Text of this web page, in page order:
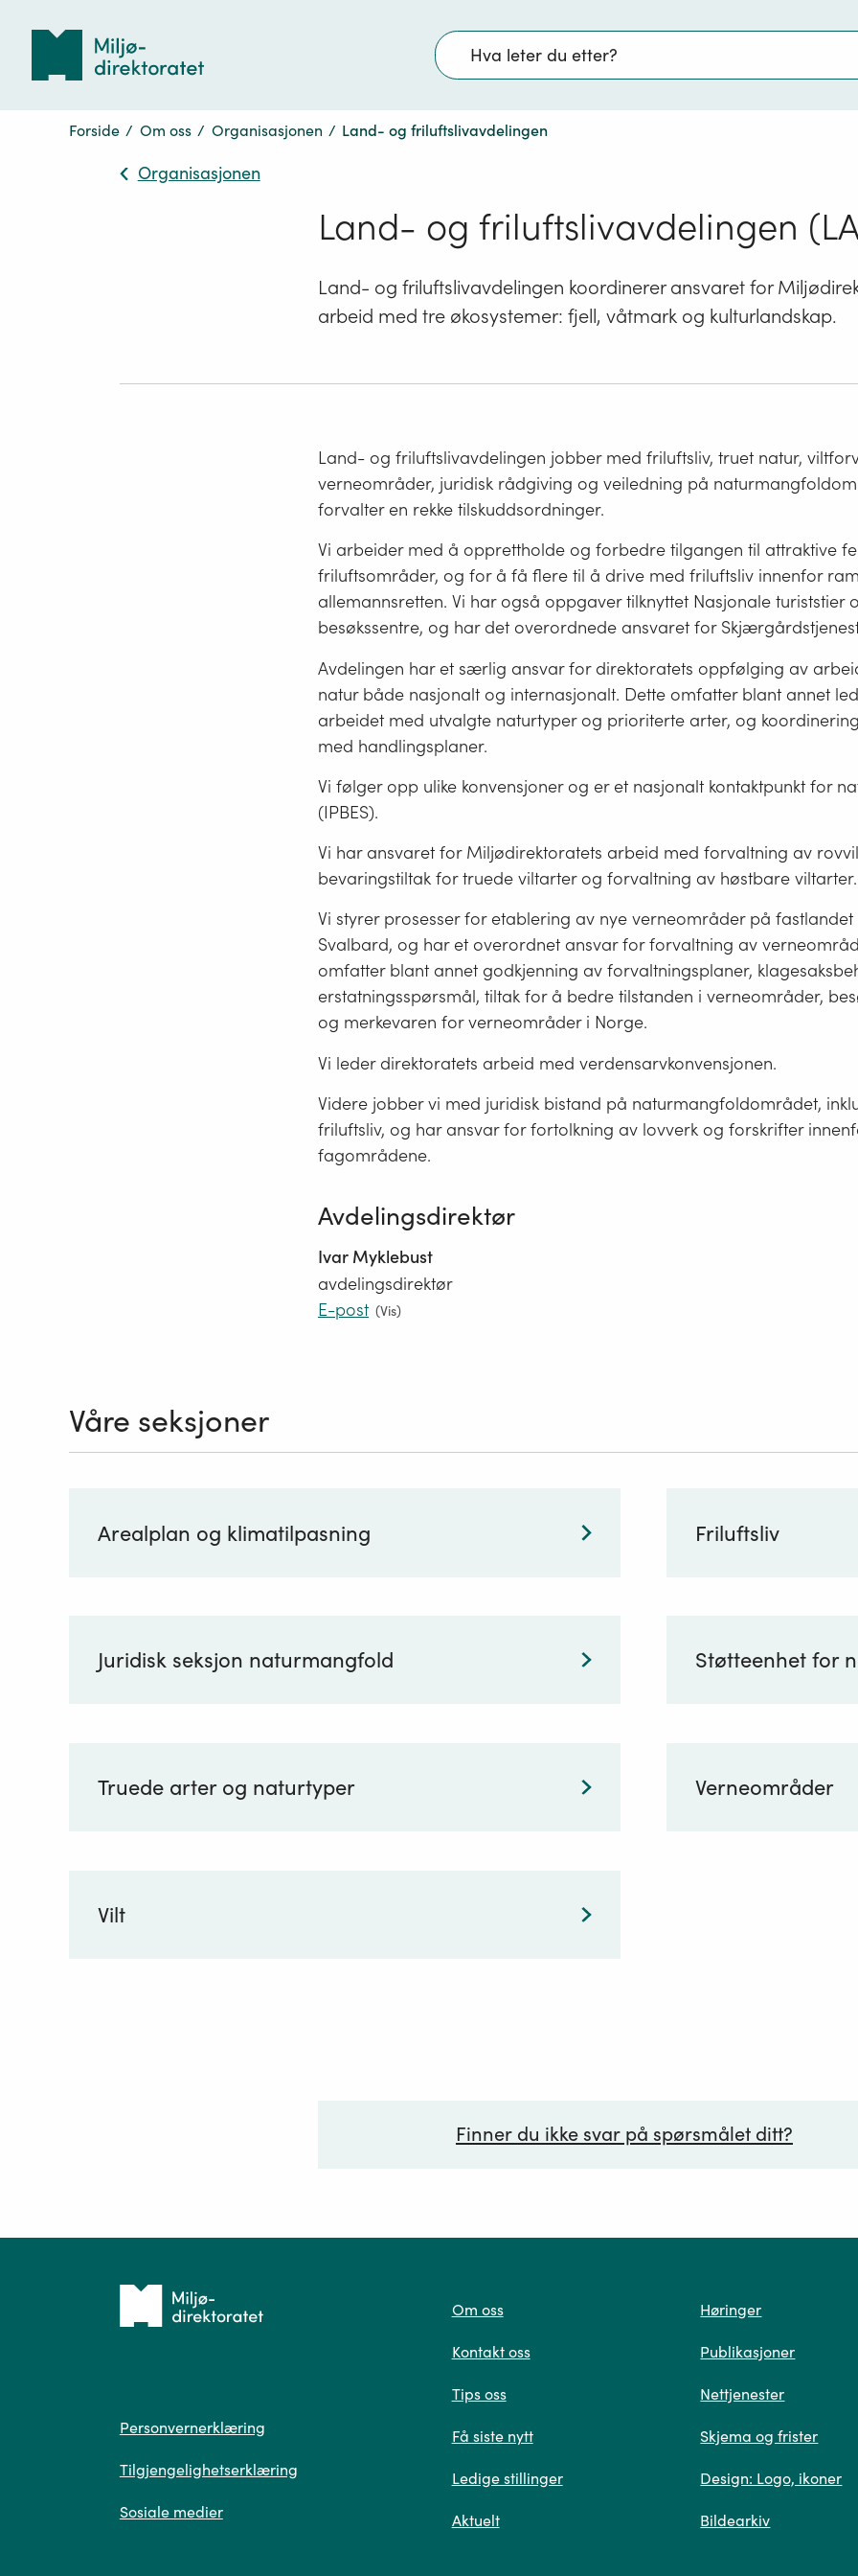
Søk
Forside / Om oss / Organisasjonen / Land- og friluftslivavdelingen
Organisasjonen
Land- og friluftslivavdelingen
Land- og friluftslivavdelingen koordinerer ansvaret for
arbeid med tre økosystemer: fjell, våtmark og kulturlandskap.
Land- og friluftslivavdelingen jobber med friluftsliv, truet natur,
verneområder, juridisk rådgiving og veiledning på
forvalter en rekke tilskuddsordninger.
Vi arbeider med å opprettholde og forbedre tilgangen til attraktive
friluftsområder, og for å få flere til å drive med friluftsliv innenfor
allemannsretten. Vi har også oppgaver tilknyttet Nasjonale turiststier
besøkssentre, og har det overordnede ansvaret for
Avdelingen har et særlig ansvar for direktoratets oppfølging av
natur både nasjonalt og internasjonalt. Dette omfatter blant annet
arbeidet med utvalgte naturtyper og prioriterte arter, og
med handlingsplaner.
Vi følger opp ulike konvensjoner og er et nasjonalt kontaktpunkt for
(IPBES).
Vi har ansvaret for Miljødirektoratets arbeid med forvaltning av
bevaringstiltak for truede viltarter og forvaltning av høstbare viltarter.
Vi styrer prosesser for etablering av nye verneområder på
Svalbard, og har et overordnet ansvar for forvaltning av
omfatter blant annet godkjenning av forvaltningsplaner,
erstatningsspørsmål, tiltak for å bedre tilstanden i verneområder,
og merkevaren for verneområder i Norge.
Vi leder direktoratets arbeid med verdensarvkonvensjonen.
Videre jobber vi med juridisk bistand på naturmangfoldområdet,
friluftsliv, og har ansvar for fortolkning av lovverk og forskrifter
fagområdene.
Avdelingsdirektør
Ivar Myklebust
avdelingsdirektør
E-post (Vis)
Våre seksjoner
Arealplan og klimatilpasning Friluftsliv
Juridisk seksjon naturmangfold Støtteenhet for
Truede arter og naturtyper Verneområder
Vilt
Finner du ikke svar på spørsmålet ditt?
Spør oss
deg vår mest relevante informasjon.
Tilbake
Personvern
Personvernerklæring
Tilgjengelighetserklæring
Sosiale medier
Om oss
Kontakt oss
Tips oss
Få siste nytt
Ledige stillinger
Aktuelt
Høringer
Publikasjoner
Nettjenester
Skjema og frister
Design: Logo, ikoner
Bildearkiv